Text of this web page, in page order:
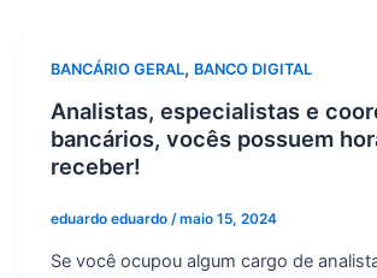
BANCÁRIO GERAL, BANCO DIGITAL
Analistas, especialistas e
bancários, vocês possuem
receber!
eduardo eduardo /maio 15, 2024
Se você ocupou algum cargo de